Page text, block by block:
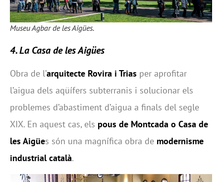
Museu Agbar de les Aigües.
4. La Casa de les Aigües
Obra de l’arquitecte Rovira i Trias per aprofitar
l’aigua dels aqüífers subterranis i solucionar els
problemes d’abastiment d’aigua a finals del segle
XIX. En aquest cas, els pous de Montcada o Casa de
les Aigües són una magnífica obra de modernisme
industrial català.